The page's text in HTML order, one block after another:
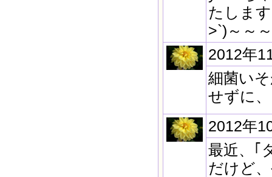
たしま
>`)～～～
2012年
細菌い
せずに
2012年
最近、｢
だけど